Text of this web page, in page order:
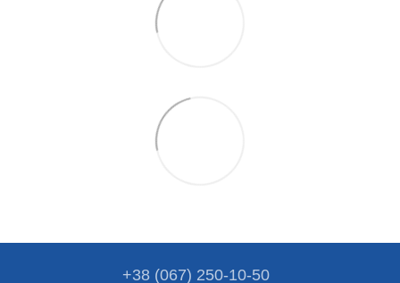
+38 (067) 250-10-50